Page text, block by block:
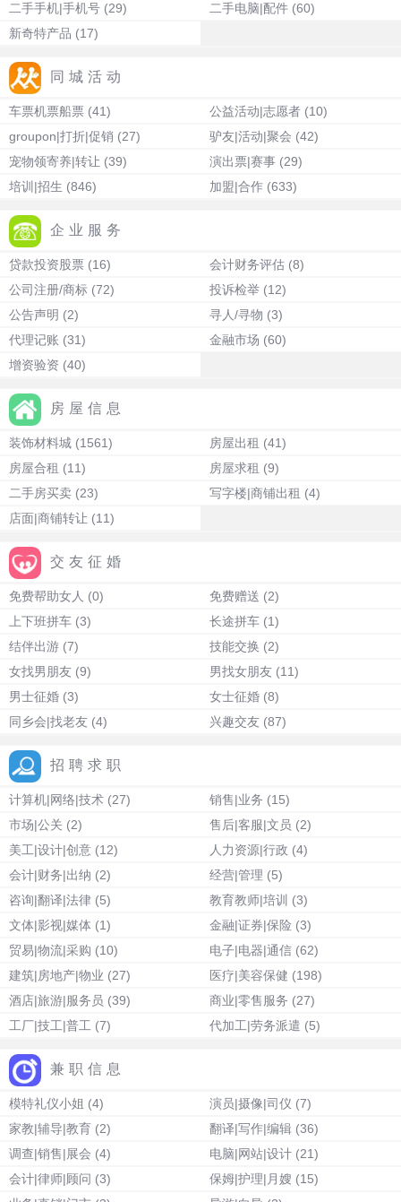
二手手机|手机号 (29) 二手电脑|配件 (60)
新奇特产品 (17)
同城活动
车票机票船票 (41) 公益活动|志愿者 (10)
groupon|打折|促销 (27) 驴友|活动|聚会 (42)
宠物领寄养|转让 (39) 演出票|赛事 (29)
培训|招生 (846) 加盟|合作 (633)
企业服务
贷款投资股票 (16) 会计财务评估 (8)
公司注册/商标 (72) 投诉检举 (12)
公告声明 (2) 寻人/寻物 (3)
代理记账 (31) 金融市场 (60)
增资验资 (40)
房屋信息
装饰材料城 (1561) 房屋出租 (41)
房屋合租 (11) 房屋求租 (9)
二手房买卖 (23) 写字楼|商铺出租 (4)
店面|商铺转让 (11)
交友征婚
免费帮助女人 (0) 免费赠送 (2)
上下班拼车 (3) 长途拼车 (1)
结伴出游 (7) 技能交换 (2)
女找男朋友 (9) 男找女朋友 (11)
男士征婚 (3) 女士征婚 (8)
同乡会|找老友 (4) 兴趣交友 (87)
招聘求职
计算机|网络|技术 (27) 销售|业务 (15)
市场|公关 (2) 售后|客服|文员 (2)
美工|设计|创意 (12) 人力资源|行政 (4)
会计|财务|出纳 (2) 经营|管理 (5)
咨询|翻译|法律 (5) 教育教师|培训 (3)
文体|影视|媒体 (1) 金融|证券|保险 (3)
贸易|物流|采购 (10) 电子|电器|通信 (62)
建筑|房地产|物业 (27) 医疗|美容保健 (198)
酒店|旅游|服务员 (39) 商业|零售服务 (27)
工厂|技工|普工 (7) 代加工|劳务派遣 (5)
兼职信息
模特礼仪小姐 (4) 演员|摄像|司仪 (7)
家教|辅导|教育 (2) 翻译|写作|编辑 (36)
调查|销售|展会 (4) 电脑|网站|设计 (21)
会计|律师|顾问 (3) 保姆|护理|月嫂 (15)